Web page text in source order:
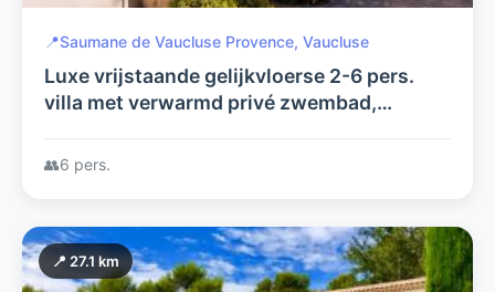
📍Saumane de Vaucluse Provence, Vaucluse
Luxe vrijstaande gelijkvloerse 2-6 pers.
villa met verwarmd privé zwembad,
Domaine met tennisbaan
👥6 pers.
📍 27.1 km